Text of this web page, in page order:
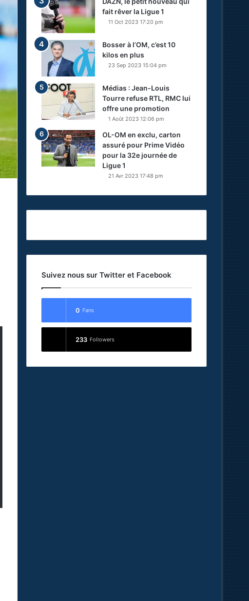
fait rêver la Ligue 1
11 Oct 2023 17:20 pm
Bosser à l’OM, c’est 10
kilos en plus
23 Sep 2023 15:04 pm
Médias : Jean-Louis
Tourre refuse RTL, RMC lui
offre une promotion
1 Août 2023 12:06 pm
OL-OM en exclu, carton
assuré pour Prime Vidéo
pour la 32e journée de
Ligue 1
21 Avr 2023 17:48 pm
Suivez nous sur Twitter et Facebook
0 Fans
233 Followers